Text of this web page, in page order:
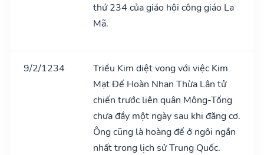
thứ 234 của giáo hội công giáo La
Mã.
9/2/1234
Triều Kim diệt vong với việc Kim
Mạt Đế Hoàn Nhan Thừa Lân tử
chiến trước liên quân Mông-Tống
chưa đầy một ngày sau khi đăng cơ.
Ông cũng là hoàng đế ở ngôi ngắn
nhất trong lịch sử Trung Quốc.